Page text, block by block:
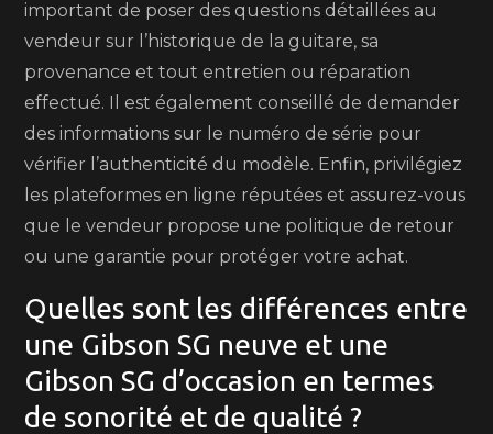
important de poser des questions détaillées au
vendeur sur l’historique de la guitare, sa
provenance et tout entretien ou réparation
effectué. Il est également conseillé de demander
des informations sur le numéro de série pour
vérifier l’authenticité du modèle. Enfin, privilégiez
les plateformes en ligne réputées et assurez-vous
que le vendeur propose une politique de retour
ou une garantie pour protéger votre achat.
Quelles sont les différences entre
une Gibson SG neuve et une
Gibson SG d’occasion en termes
de sonorité et de qualité ?